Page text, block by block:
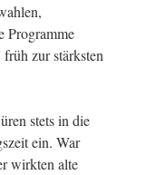
Programme
zur stärksten
stets in die
ein. War
wirkten alte